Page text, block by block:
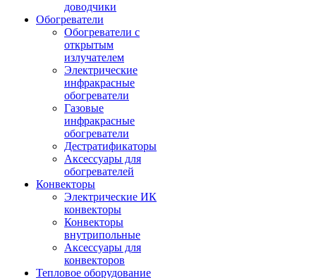
доводчики
Обогреватели
Обогреватели с
открытым
излучателем
Электрические
инфракрасные
обогреватели
Газовые
инфракрасные
обогреватели
Дестратификаторы
Аксессуары для
обогревателей
Конвекторы
Электрические ИК
конвекторы
Конвекторы
внутрипольные
Аксессуары для
конвекторов
Тепловое оборудование